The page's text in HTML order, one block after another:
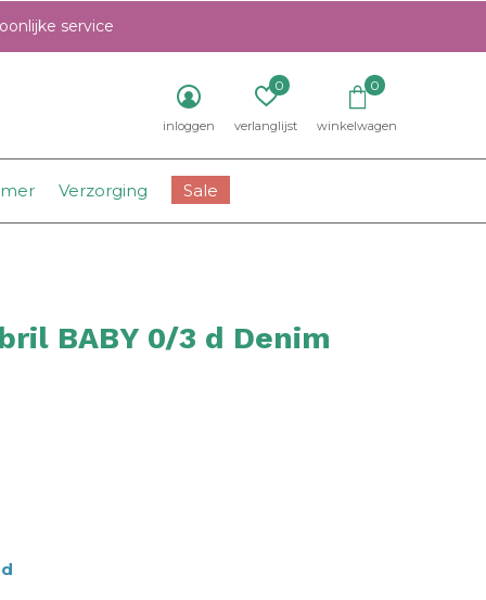
Verzorging Sale
inloggen verlanglijst
0
winkelwagen
0
service
BABY 0/3 d Denim